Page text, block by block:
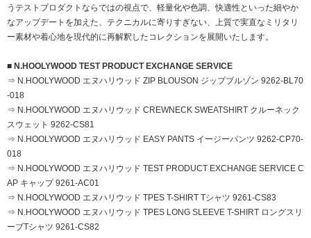
うテストプロダクトならではの視点で、軽量化や色調、快適性といった細やか
なアップデートを加えた、テクニカルに寄りすぎない、上質で実直なミリタリ
ー素材や着心地を現代的に再解釈したコレクションを展開いたします。
■ N.HOOLYWOOD TEST PRODUCT EXCHANGE SERVICE
⇒ N.HOOLYWOOD エヌハリウッド ZIP BLOUSON ジップブルゾン 9262-BL70
-018
⇒ N.HOOLYWOOD エヌハリウッド CREWNECK SWEATSHIRT クルーネック
スウェット 9262-CS81
⇒ N.HOOLYWOOD エヌハリウッド EASY PANTS イージーパンツ 9262-CP70-
018
⇒ N.HOOLYWOOD エヌハリウッド TEST PRODUCT EXCHANGE SERVICE C
AP キャップ 9261-AC01
⇒ N.HOOLYWOOD エヌハリウッド TPES T-SHIRT Tシャツ 9261-CS83
⇒ N.HOOLYWOOD エヌハリウッド TPES LONG SLEEVE T-SHIRT ロングスリ
ーブTシャツ 9261-CS82